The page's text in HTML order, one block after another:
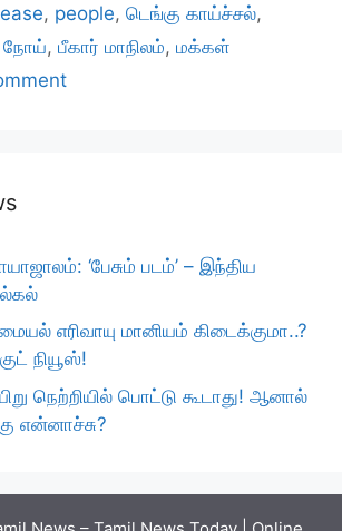
, people, டெங்கு காய்ச்சல்,
நோய், பீகார் மாநிலம், மக்கள்
‘பேசும் படம்’ – இந்திய
எரிவாயு மானியம் கிடைக்குமா..?
நியூஸ்!
நெற்றியில் பொட்டு கூடாது! ஆனால்
என்னாச்சு?